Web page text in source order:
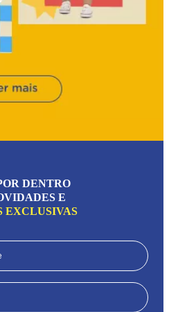
DENTRO
E
EXCLUSIVAS